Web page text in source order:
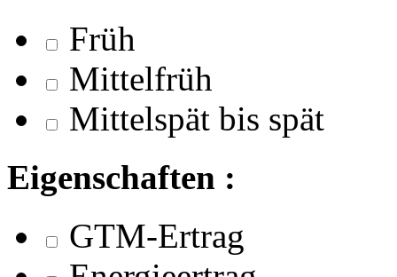
Früh
Mittelfrüh
Mittelspät bis spät
Eigenschaften :
GTM-Ertrag